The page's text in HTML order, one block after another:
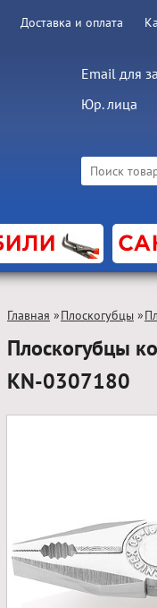
Доставка и оплата
Email для
Юр. лица
Главная »Плоскогубцы »
Плоскогубцы
KN-0307180